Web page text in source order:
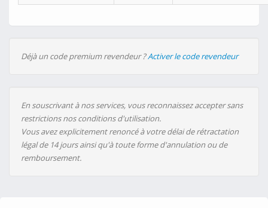
Déjà un code premium revendeur ?Activer le code revendeur
En souscrivant à nos services, vous reconnaissez accepter sans
restrictions nos conditions d'utilisation.
Vous avez explicitement renoncé à votre délai de rétractation
légal de 14 jours ainsi qu'à toute forme d'annulation ou de
remboursement.